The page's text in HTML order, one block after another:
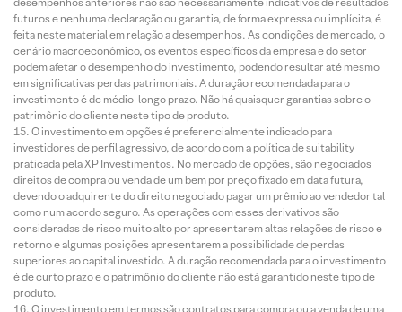
futuros e nenhuma declaração ou garantia, de forma expressa ou implícita, é
feita neste material em relação a desempenhos. As condições de mercado, o
cenário macroeconômico, os eventos específicos da empresa e do setor
podem afetar o desempenho do investimento, podendo resultar até mesmo
em significativas perdas patrimoniais. A duração recomendada para o
investimento é de médio-longo prazo. Não há quaisquer garantias sobre o
patrimônio do cliente neste tipo de produto.
O investimento em opções é preferencialmente indicado para
investidores de perfil agressivo, de acordo com a política de suitability
praticada pela XP Investimentos. No mercado de opções, são negociados
direitos de compra ou venda de um bem por preço fixado em data futura,
devendo o adquirente do direito negociado pagar um prêmio ao vendedor tal
como num acordo seguro. As operações com esses derivativos são
consideradas de risco muito alto por apresentarem altas relações de risco e
retorno e algumas posições apresentarem a possibilidade de perdas
superiores ao capital investido. A duração recomendada para o investimento
é de curto prazo e o patrimônio do cliente não está garantido neste tipo de
produto.
O investimento em termos são contratos para compra ou a venda de uma